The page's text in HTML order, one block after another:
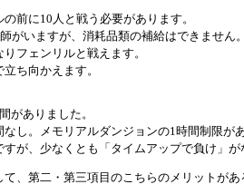
前に10人と戦う必要があります。
がいますが、消耗品類の補給はできません。
フェンリルと戦えます。
ち向かえます。
がありました。
し。メモリアルダンジョンの1時間制限が
が、少なくとも「タイムアップで負け」が
、第二・第三項目のこちらのメリットが